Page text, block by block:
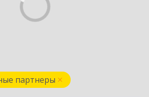
партнеры